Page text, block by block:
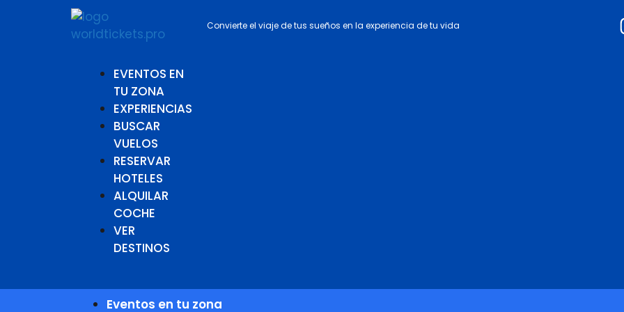
Convierte el viaje de tus sueños en la experiencia de tu vida
EVENTOS EN
TU ZONA
EXPERIENCIAS
BUSCAR
VUELOS
RESERVAR
HOTELES
ALQUILAR
COCHE
VER
DESTINOS
Eventos en tu zona